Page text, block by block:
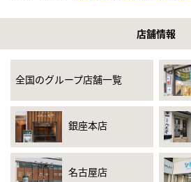
店舗情報
全国のグループ店舗一覧
銀座本店
名古屋店